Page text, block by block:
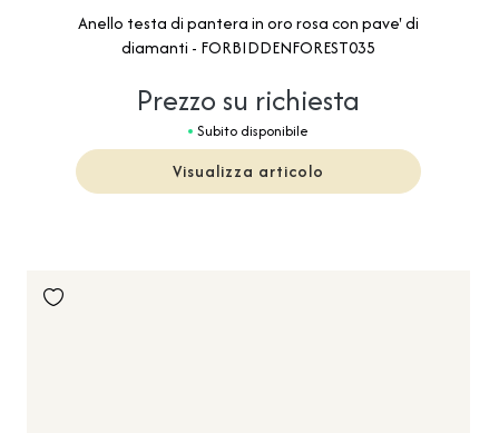
Anello testa di pantera in oro rosa con pave' di
diamanti - FORBIDDENFOREST035
Prezzo su richiesta
Subito disponibile
Visualizza articolo